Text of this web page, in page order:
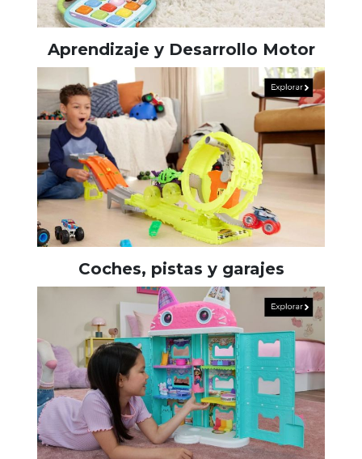
Aprendizaje y Desarrollo Motor
Coches, pistas y garajes